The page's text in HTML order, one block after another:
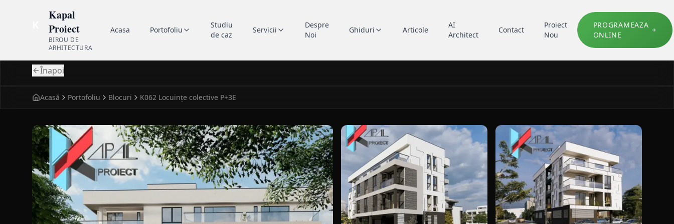
Kapal
Proiect
BIROU DE
ARHITECTURA
Acasa Portofoliu
Studiu
de caz
Servicii
Despre
Noi
Ghiduri Articole
AI
Architect
Contact
Proiect
Nou
PROGRAMEAZA
ONLINE
Înapoi
Acasă Portofoliu Blocuri K062 Locuințe colective P+3E
fatada principala pentru blocuri modern K062 Locuinte colective P+3E in Constanta, portofoliu Kapal Proiect.vedere laterala pentru blocuri modern K062 Locuinte colective P+3E in Constanta,
detaliu fatada pentru blocuri modern K062